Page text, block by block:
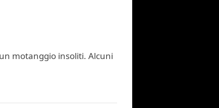
motanggio insoliti. Alcuni